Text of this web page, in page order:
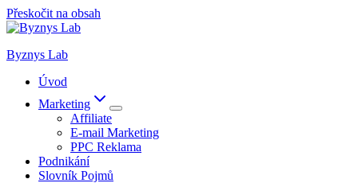
Přeskočit na obsah
Byznys Lab
Úvod
Marketing
Affiliate
E-mail Marketing
PPC Reklama
Podnikání
Slovník Pojmů